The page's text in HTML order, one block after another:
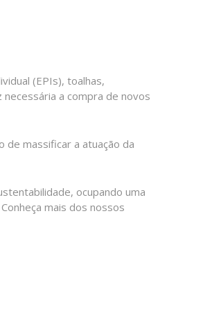
(EPIs), toalhas,
a compra de novos
de massificar a atuação da
ocupando uma
mais dos nossos